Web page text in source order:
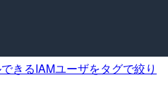
きるIAMユーザをタグで絞り